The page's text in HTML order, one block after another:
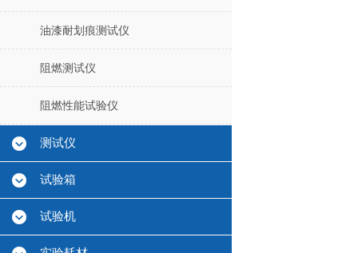
油漆耐划痕测试仪
阻燃测试仪
阻燃性能试验仪
测试仪
试验箱
试验机